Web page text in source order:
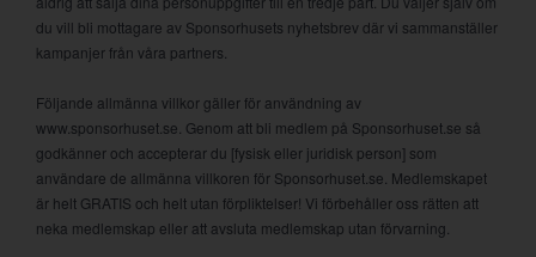
du vill bli mottagare av Sponsorhusets nyhetsbrev där vi sammanställer
kampanjer från våra partners.
Följande allmänna villkor gäller för användning av
www.sponsorhuset.se. Genom att bli medlem på Sponsorhuset.se så
godkänner och accepterar du [fysisk eller juridisk person] som
användare de allmänna villkoren för Sponsorhuset.se. Medlemskapet
är helt GRATIS och helt utan förpliktelser! Vi förbehåller oss rätten att
neka medlemskap eller att avsluta medlemskap utan förvarning.